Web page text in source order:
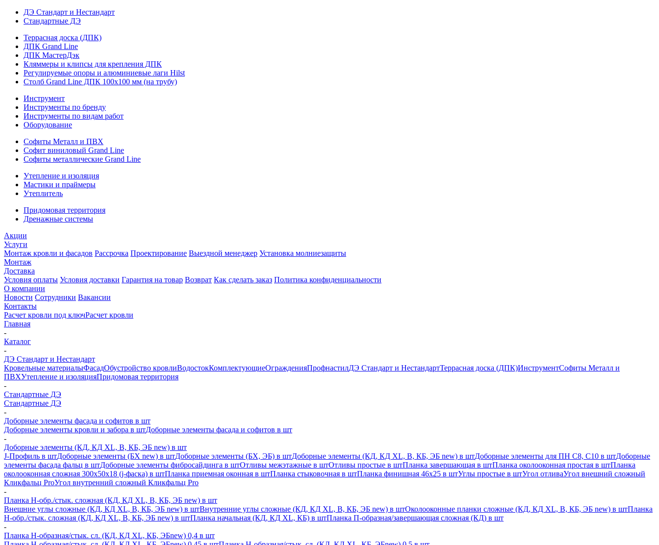
ДЭ Стандарт и Нестандарт
Стандартные ДЭ
Террасная доска (ДПК)
ДПК Grand Line
ДПК МастерДэк
Кляммеры и клипсы для крепления ДПК
Регулируемые опоры и алюминиевые лаги Hilst
Столб Grand Line ДПК 100х100 мм (на трубу)
Инструмент
Инструменты по бренду
Инструменты по видам работ
Оборудование
Софиты Металл и ПВХ
Софит виниловый Grand Line
Софиты металлические Grand Line
Утепление и изоляция
Мастики и праймеры
Утеплитель
Придомовая территория
Дренажные системы
Акции
Услуги
Монтаж кровли и фасадов Рассрочка Проектирование Выездной менеджер Установка молниезащиты
Монтаж
Доставка
Условия оплаты Условия доставки Гарантия на товар Возврат Как сделать заказ Политика конфиденциальности
О компании
Новости Сотрудники Вакансии
Контакты
Расчет кровли под ключРасчет кровли
Главная
-
Каталог
-
ДЭ Стандарт и Нестандарт
Кровельные материалыФасадОбустройство кровлиВодостокКомплектующиеОгражденияПрофнастилДЭ Стандарт и НестандартТеррасная доска (ДПК)ИнструментСофиты Металл и
ПВХУтепление и изоляцияПридомовая территория
-
Стандартные ДЭ
Стандартные ДЭ
-
Доборные элементы фасада и софитов в шт
Доборные элементы кровли и забора в штДоборные элементы фасада и софитов в шт
-
Доборные элементы (КД, КД XL, В, КБ, ЭБ new) в шт
J-Профиль в штДоборные элементы (БХ new) в штДоборные элементы (БХ, ЭБ) в штДоборные элементы (КД, КД XL, В, КБ, ЭБ new) в штДоборные элементы для ПН С8, С10 в штДоборные
элементы фасада фальц в штДоборные элементы фибросайдинга в штОтливы межэтажные в штОтливы простые в штПланка завершающая в штПланка околооконная простая в штПланка
околооконная сложная 300х50х18 (j-фаска) в штПланка приемная оконная в штПланка стыковочная в штПланка финишная 46х25 в штУглы простые в штУгол отливаУгол внешний сложный
Кликфальц ProУгол внутренний сложный Кликфальц Pro
-
Планка H-обр./стык. сложная (КД, КД XL, В, КБ, ЭБ new) в шт
Внешние углы сложные (КД, КД XL, В, КБ, ЭБ new) в штВнутренние углы сложные (КД, КД XL, В, КБ, ЭБ new) в штОколооконные планки сложные (КД, КД XL, В, КБ, ЭБ new) в штПланка
H-обр./стык. сложная (КД, КД XL, В, КБ, ЭБ new) в штПланка начальная (КД, КД XL, КБ) в штПланка П-образная/завершающая сложная (КД) в шт
-
Планка H-образная/стык. сл. (КД, КД XL, КБ, ЭБnew) 0,4 в шт